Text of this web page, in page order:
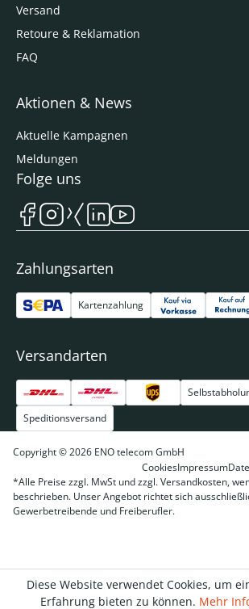
Versand
Retoure & Reklamation
FAQ
Aktionen & News
Aktuelle Kampagnen
Meldungen
Zahlungsarten
Kartenzahlung
Versandarten
Speditionsversand
Folge uns
Copyright © 2026 ENO telecom GmbH
CookiesImpressum
*Alle Preise zzgl. MwSt und zzgl. Versandkosten,
beschrieben. Unser Angebot richtet sich
Gewerbetreibende und Freiberufler.
Diese Website verwendet Cookies, um
Erfahrung bieten zu können. Mehr